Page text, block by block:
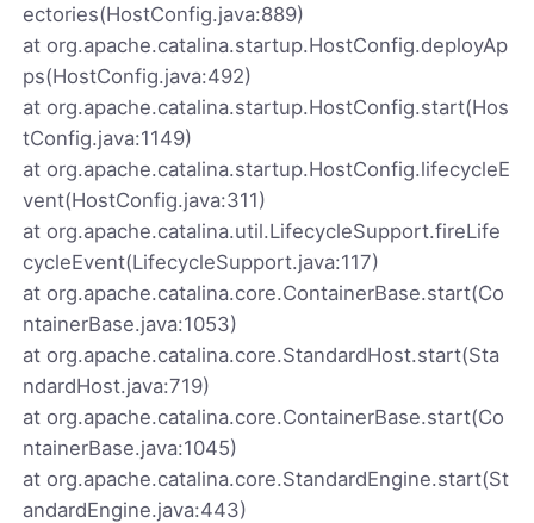
ectories(HostConfig.java:889)
at org.apache.catalina.startup.HostConfig.deployAp
ps(HostConfig.java:492)
at org.apache.catalina.startup.HostConfig.start(Hos
tConfig.java:1149)
at org.apache.catalina.startup.HostConfig.lifecycleE
vent(HostConfig.java:311)
at org.apache.catalina.util.LifecycleSupport.fireLife
cycleEvent(LifecycleSupport.java:117)
at org.apache.catalina.core.ContainerBase.start(Co
ntainerBase.java:1053)
at org.apache.catalina.core.StandardHost.start(Sta
ndardHost.java:719)
at org.apache.catalina.core.ContainerBase.start(Co
ntainerBase.java:1045)
at org.apache.catalina.core.StandardEngine.start(St
andardEngine.java:443)